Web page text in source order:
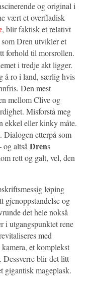
og original i
vært et overfladisk
, blir faktisk et relativt
som Dren utvikler et
forhold til morsrollen.
i tredje akt ligger.
å ro i land, særlig hvis
Den mest
mellom Clive og
Misforstå meg
ekkel eller kinky måte.
Dialogen etterpå som
og altså Drens
rett og galt, vel, den
løping
og
det hele nokså
i utgangspunktet rene
med
et komplekst
Dessverre blir det litt
gigantisk mageplask.